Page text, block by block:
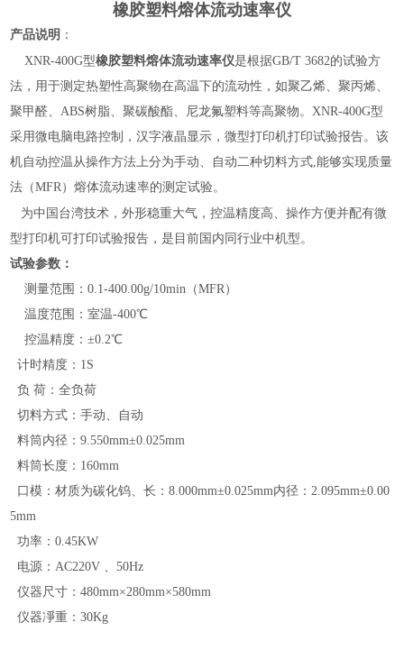
橡胶塑料熔体流动速率仪
产品说明 ：
XNR-400G型橡胶塑料熔体流动速率仪是根据GB/T 3682的试验方
法，用于测定热塑性高聚物在高温下的流动性，如聚乙烯、聚丙烯、
聚甲醛、ABS树脂、聚碳酸酯、尼龙氟塑料等高聚物。XNR-400G型
采用微电脑电路控制，汉字液晶显示，微型打印机打印试验报告。该
机自动控温从操作方法上分为手动、自动二种切料方式,能够实现质量
法（MFR）熔体流动速率的测定试验。
为中国台湾技术，外形稳重大气，控温精度高、操作方便并配有微
型打印机可打印试验报告，是目前国内同行业中机型。
试验参数：
测量范围：0.1-400.00g/10min（MFR）
温度范围：室温-400℃
控温精度：±0.2℃
计时精度：1S
负 荷：全负荷
切料方式：手动、自动
料筒内径：9.550mm±0.025mm
料筒长度：160mm
口模：材质为碳化钨、长：8.000mm±0.025mm内径：2.095mm±0.00
5mm
功率：0.45KW
电源：AC220V 、50Hz
仪器尺寸：480mm×280mm×580mm
仪器凈重：30Kg